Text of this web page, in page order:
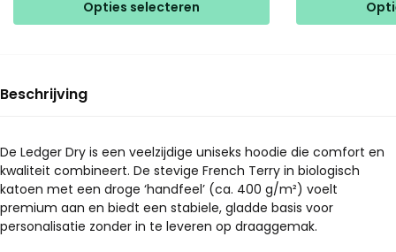
Opties selecteren
heeft
Deze
gekozen
worden
op
de
productpagina
heeft
gekozen
worden
op
de
productpagina
Beschrijving
De Ledger Dry is een veelzijdige uniseks hoodie die comfort en
kwaliteit combineert. De stevige French Terry in biologisch
katoen met een droge ‘handfeel’ (ca. 400 g/m²) voelt
premium aan en biedt een stabiele, gladde basis voor
personalisatie zonder in te leveren op draaggemak.